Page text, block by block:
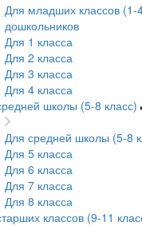
Для младших классов (1-
дошкольников
Для 1 класса
Для 2 класса
Для 3 класса
Для 4 класса
школы (5-8 класс)
Для средней школы (5-8
Для 5 класса
Для 6 класса
Для 7 класса
Для 8 класса
классов (9-11